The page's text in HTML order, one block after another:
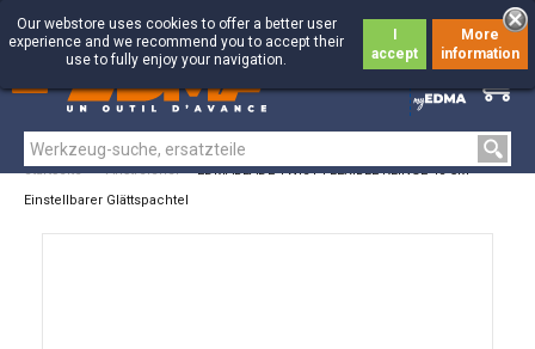
0
0
Our webstore uses cookies to offer a better user
experience and we recommend you to accept their
use to fully enjoy your navigation.
accept
More
information
Startseite > Anstreicher > EDMABLADE TWIST FLEXIBLE KLINGE 45 CM -
Einstellbarer Glättspachtel